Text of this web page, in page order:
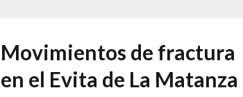
Movimientos de fractura
en el Evita de La Matanza